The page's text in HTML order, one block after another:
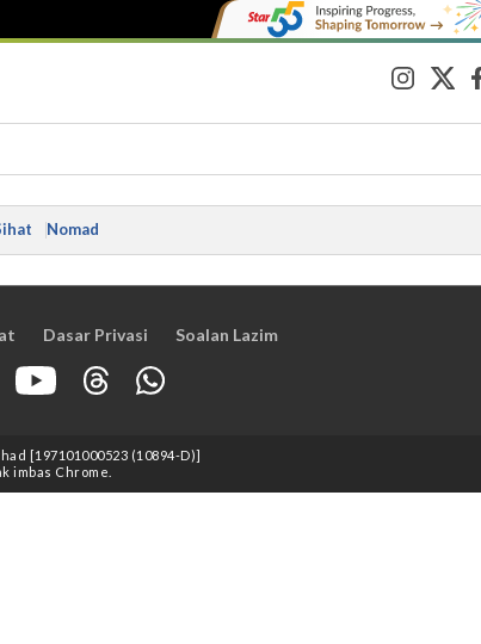
Nomad
Dasar Privasi Soalan Lazim
[197101000523 (10894-D)]
imbas Chrome.